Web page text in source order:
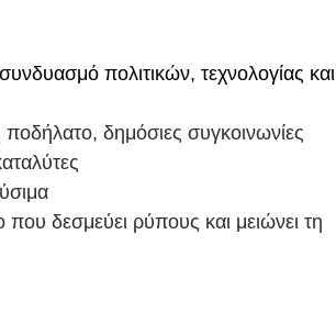
πολιτικών, τεχνολογίας και
δημόσιες συγκοινωνίες
δεσμεύει ρύπους και μειώνει τη